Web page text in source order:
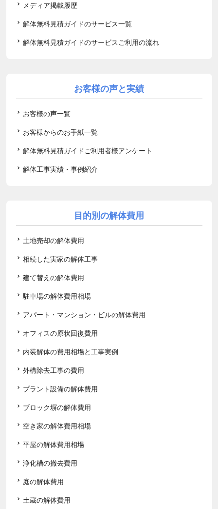
メディア掲載履歴
解体無料見積ガイドのサービス一覧
解体無料見積ガイドのサービスご利用の流れ
お客様の声と実績
お客様の声一覧
お客様からのお手紙一覧
解体無料見積ガイドご利用者様アンケート
解体工事実績・事例紹介
目的別の解体費用
土地売却の解体費用
相続した実家の解体工事
建て替えの解体費用
駐車場の解体費用相場
アパート・マンション・ビルの解体費用
オフィスの原状回復費用
内装解体の費用相場と工事実例
外構除去工事の費用
プラント設備の解体費用
ブロック塀の解体費用
空き家の解体費用相場
平屋の解体費用相場
浄化槽の撤去費用
庭の解体費用
土蔵の解体費用